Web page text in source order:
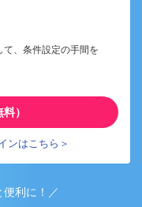
、条件設定の手間を
）
ンはこちら＞
便利に！／